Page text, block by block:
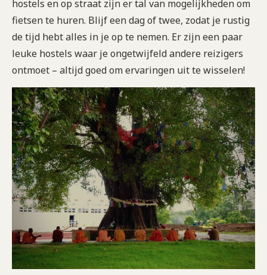
hostels en op straat zijn er tal van mogelijkheden om
fietsen te huren. Blijf een dag of twee, zodat je rustig
de tijd hebt alles in je op te nemen. Er zijn een paar
leuke hostels waar je ongetwijfeld andere reizigers
ontmoet – altijd goed om ervaringen uit te wisselen!